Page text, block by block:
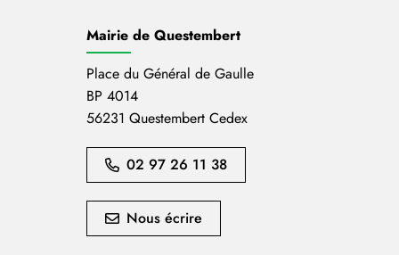
Mairie de Questembert
Place du Général de Gaulle
BP 4014
56231 Questembert Cedex
02 97 26 11 38
Nous écrire